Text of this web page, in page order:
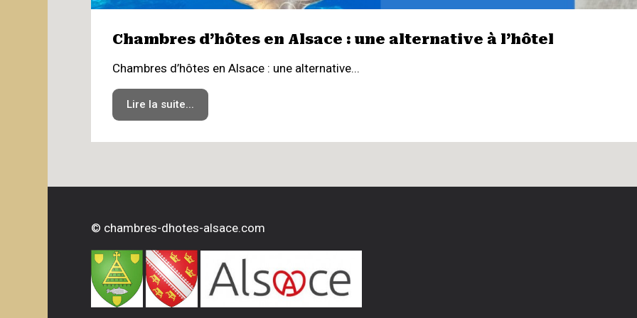
Chambres d’hôtes en Alsace : une alternative à l’hôtel
Chambres d’hôtes en Alsace : une alternative...
Lire la suite...
© chambres-dhotes-alsace.com